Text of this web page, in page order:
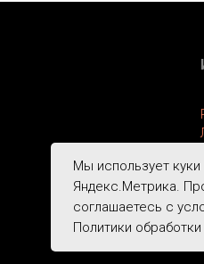
Мы использует
Яндекс.Метрика.
соглашаетесь с
Политики